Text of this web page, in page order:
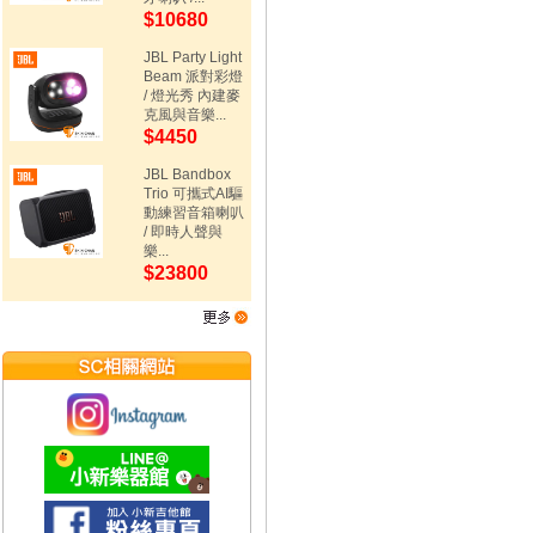
$10680
JBL Party Light
Beam 派對彩燈
/ 燈光秀 內建麥
克風與音樂...
$4450
JBL Bandbox
Trio 可攜式AI驅
動練習音箱喇叭
/ 即時人聲與
樂...
$23800